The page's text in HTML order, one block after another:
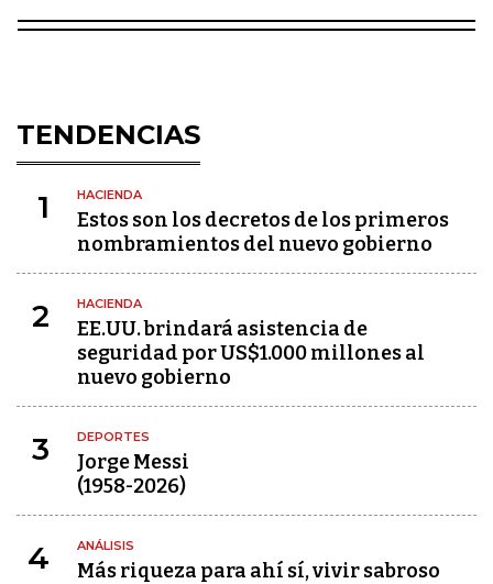
TENDENCIAS
1 HACIENDA
Estos son los decretos de los primeros
nombramientos del nuevo gobierno
2 HACIENDA
EE.UU. brindará asistencia de
seguridad por US$1.000 millones al
nuevo gobierno
3 DEPORTES
Jorge Messi
(1958-2026)
4 ANÁLISIS
Más riqueza para ahí sí, vivir sabroso